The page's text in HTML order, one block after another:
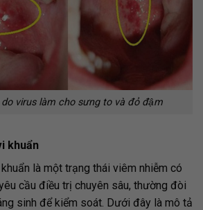
do virus làm cho sưng to và đỏ đậm
khuẩn
là một trạng thái viêm nhiễm có
cầu điều trị chuyên sâu, thường đòi
sinh để kiểm soát. Dưới đây là mô tả